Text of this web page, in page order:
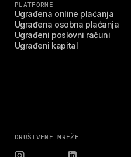
PLATFORME
Ugrađena online plaćanja
Ugrađena osobna plaćanja
Ugrađeni poslovni računi
Ugrađeni kapital
DRUŠTVENE MREŽE